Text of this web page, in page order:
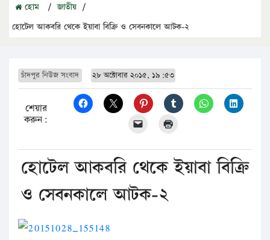
হোম / জাতীয় /
হোটেল আকবরি থেকে ইয়াবা বিক্রি ও সেবনকালে আটক-২
চাঁদপুর নিউজ সংবাদ ২৮ অক্টোবার ২০১৫, ১৯:৫৩
শেয়ার
করুন:
হোটেল আকবরি থেকে ইয়াবা বিক্রি
ও সেবনকালে আটক-২